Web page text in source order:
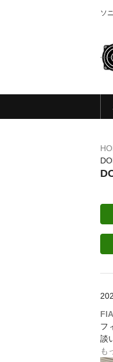
ソ
フ
談
も